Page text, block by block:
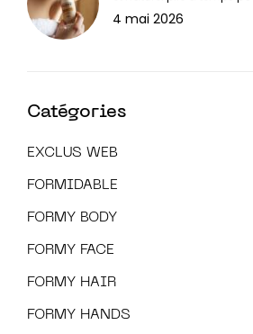
4 mai 2026
Catégories
EXCLUS WEB
FORMIDABLE
FORMY BODY
FORMY FACE
FORMY HAIR
FORMY HANDS